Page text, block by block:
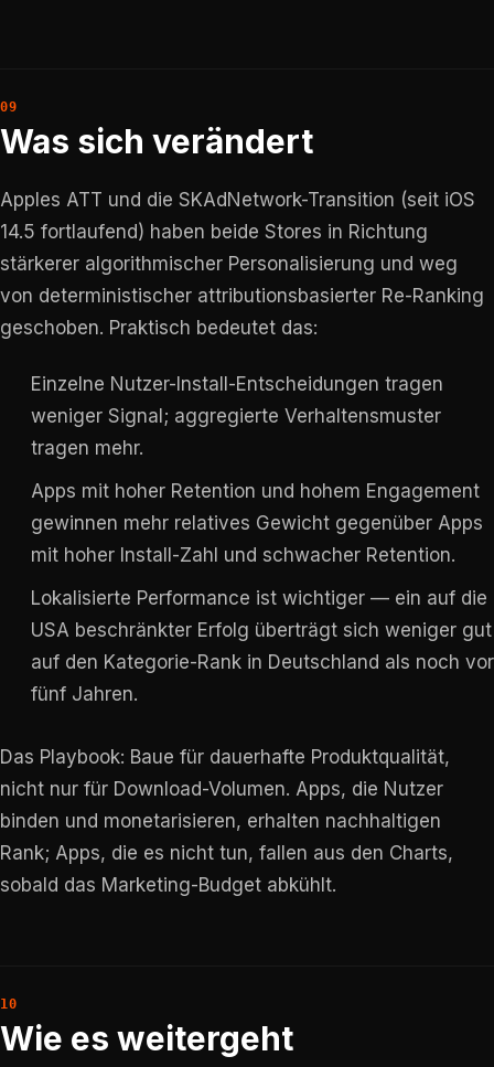
Was sich verändert
Apples ATT und die SKAdNetwork-Transition (seit iOS
14.5 fortlaufend) haben beide Stores in Richtung
stärkerer algorithmischer Personalisierung und weg
von deterministischer attributionsbasierter Re-Ranking
geschoben. Praktisch bedeutet das:
Einzelne Nutzer-Install-Entscheidungen tragen
weniger Signal; aggregierte Verhaltensmuster
tragen mehr.
Apps mit hoher Retention und hohem Engagement
gewinnen mehr relatives Gewicht gegenüber Apps
mit hoher Install-Zahl und schwacher Retention.
Lokalisierte Performance ist wichtiger — ein auf die
USA beschränkter Erfolg überträgt sich weniger gut
auf den Kategorie-Rank in Deutschland als noch vor
fünf Jahren.
Das Playbook: Baue für dauerhafte Produktqualität,
nicht nur für Download-Volumen. Apps, die Nutzer
binden und monetarisieren, erhalten nachhaltigen
Rank; Apps, die es nicht tun, fallen aus den Charts,
sobald das Marketing-Budget abkühlt.
Wie es weitergeht